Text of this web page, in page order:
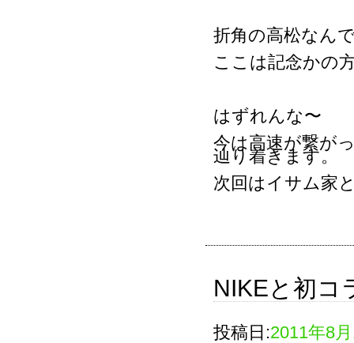
折角の高松なん
ここは記念かの
はずれんな〜
今は高速が繋が
辿り着きます。
次回はイサム家
NIKEと初コ
投稿日:2011年8